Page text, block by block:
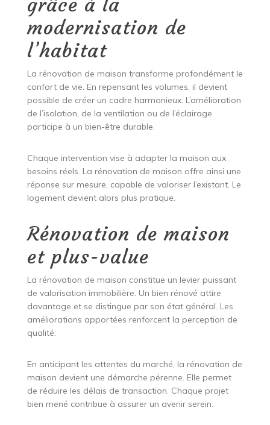
grâce à la
modernisation de
l’habitat
La rénovation de maison transforme profondément le
confort de vie. En repensant les volumes, il devient
possible de créer un cadre harmonieux. L’amélioration
de l’isolation, de la ventilation ou de l’éclairage
participe à un bien-être durable.
Chaque intervention vise à adapter la maison aux
besoins réels. La rénovation de maison offre ainsi une
réponse sur mesure, capable de valoriser l’existant. Le
logement devient alors plus pratique.
Rénovation de maison
et plus-value
La rénovation de maison constitue un levier puissant
de valorisation immobilière. Un bien rénové attire
davantage et se distingue par son état général. Les
améliorations apportées renforcent la perception de
qualité.
En anticipant les attentes du marché, la rénovation de
maison devient une démarche pérenne. Elle permet
de réduire les délais de transaction. Chaque projet
bien mené contribue à assurer un avenir serein.